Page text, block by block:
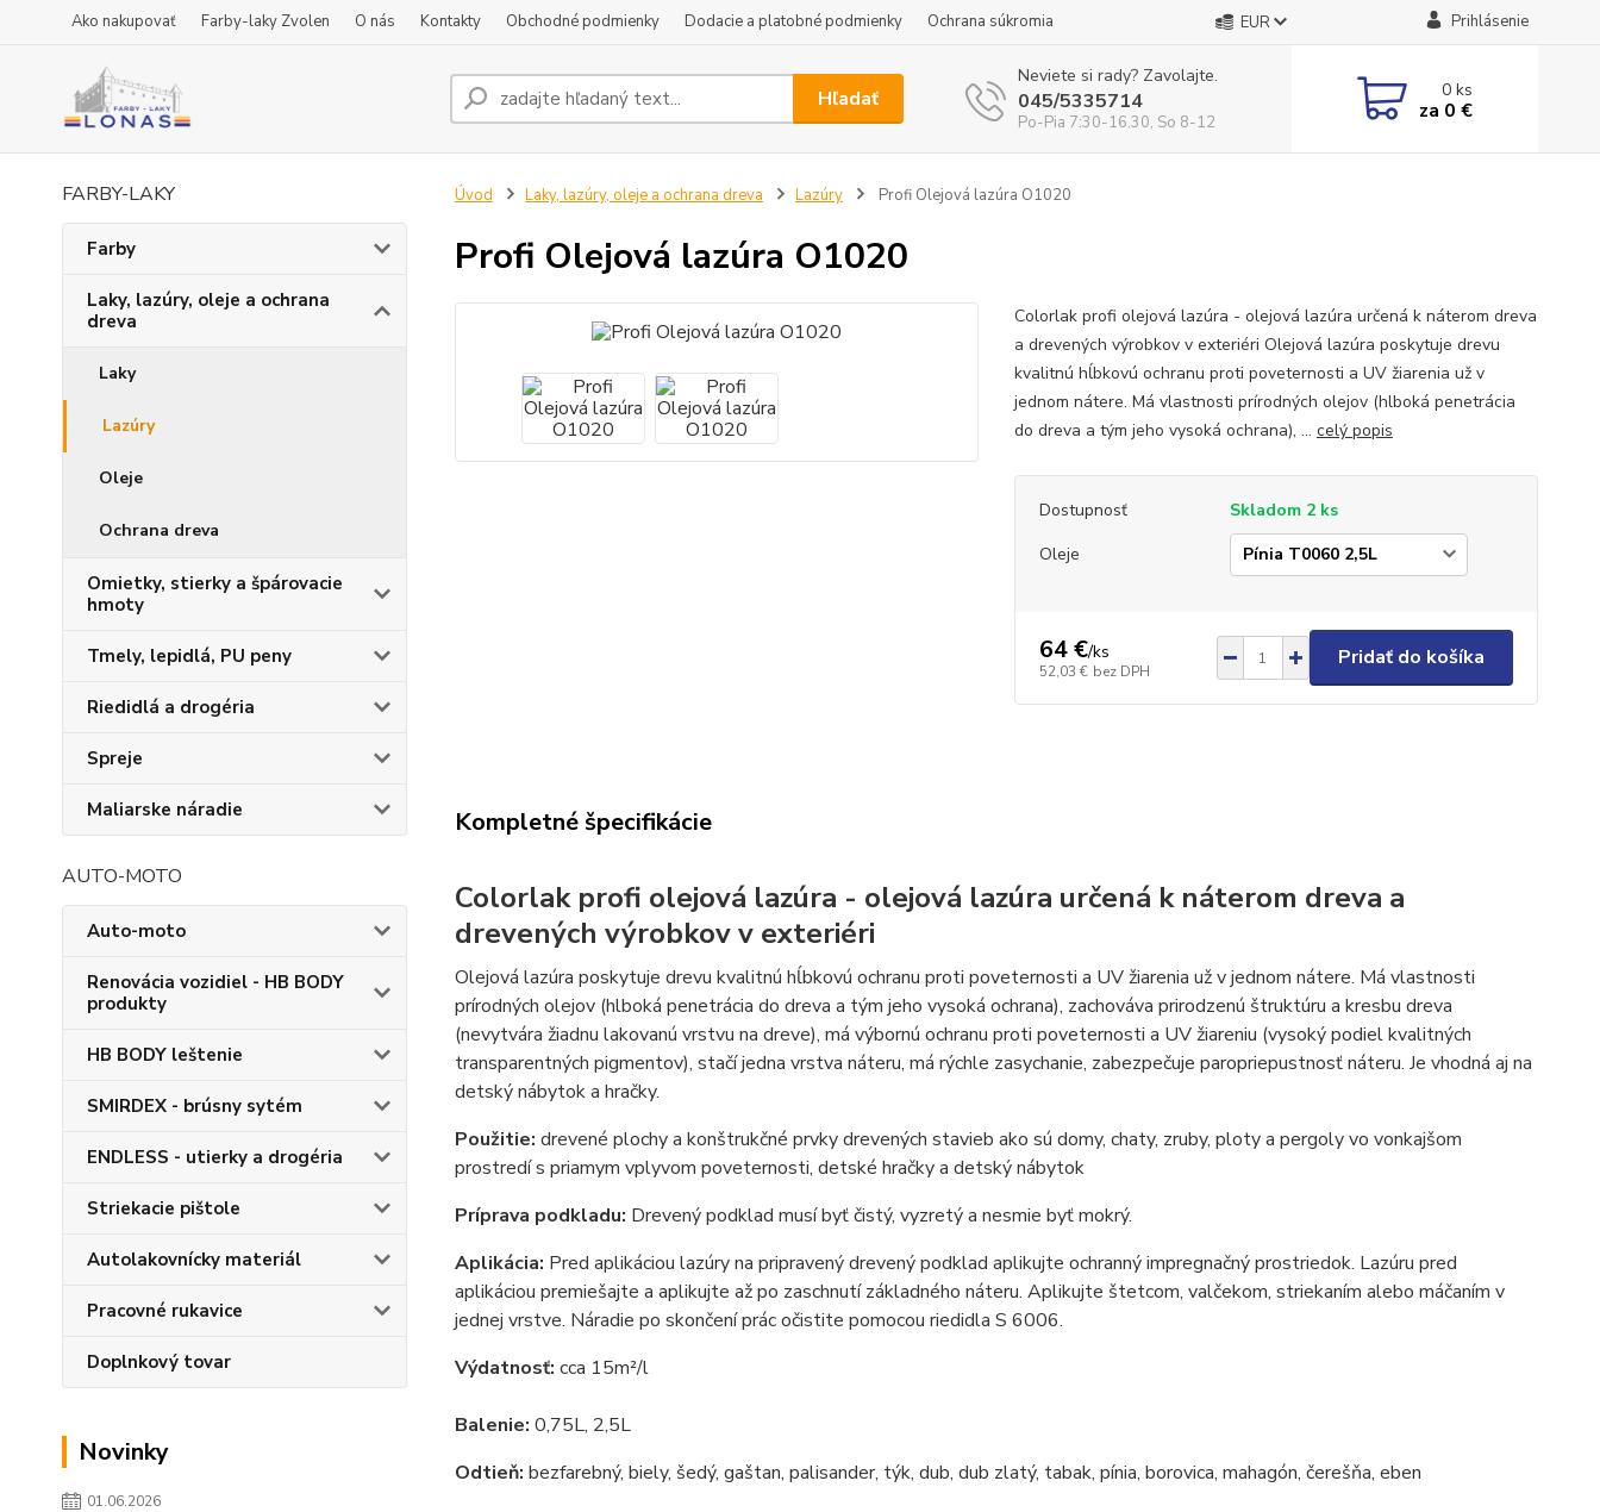
Ako nakupovať Farby-laky Zvolen O nás Kontakty Obchodné podmienky Dodacie a platobné podmienky Ochrana súkromia EUR Prihlásenie
Hľadať
Neviete si rady? Zavolajte.
045/5335714
Po-Pia 7:30-16.30, So 8-12
0ks
za 0 €
FARBY-LAKY
Farby
Laky, lazúry, oleje a ochrana
dreva
Laky
Lazúry
Oleje
Ochrana dreva
Omietky, stierky a špárovacie
hmoty
Tmely, lepidlá, PU peny
Riedidlá a drogéria
Spreje
Maliarske náradie
AUTO-MOTO
Auto-moto
Renovácia vozidiel - HB BODY
produkty
HB BODY leštenie
SMIRDEX - brúsny sytém
ENDLESS - utierky a drogéria
Striekacie pištole
Autolakovnícky materiál
Pracovné rukavice
Doplnkový tovar
Novinky
01.06.2026
Úvod Laky, lazúry, oleje a ochrana dreva Lazúry Profi Olejová lazúra O1020
Profi Olejová lazúra O1020
Colorlak profi olejová lazúra - olejová lazúra určená k náterom dreva
a drevených výrobkov v exteriéri Olejová lazúra poskytuje drevu
kvalitnú hĺbkovú ochranu proti poveternosti a UV žiarenia už v
jednom nátere. Má vlastnosti prírodných olejov (hlboká penetrácia
do dreva a tým jeho vysoká ochrana), ... celý popis
Dostupnosť
Skladom 2 ks
Oleje
64 €/ks
52,03 € bez DPH
Pridať do košíka
Kompletné špecifikácie
Colorlak profi olejová lazúra - olejová lazúra určená k náterom dreva a
drevených výrobkov v exteriéri
Olejová lazúra poskytuje drevu kvalitnú hĺbkovú ochranu proti poveternosti a UV žiarenia už v jednom nátere. Má vlastnosti
prírodných olejov (hlboká penetrácia do dreva a tým jeho vysoká ochrana), zachováva prirodzenú štruktúru a kresbu dreva
(nevytvára žiadnu lakovanú vrstvu na dreve), má výbornú ochranu proti poveternosti a UV žiareniu (vysoký podiel kvalitných
transparentných pigmentov), stačí jedna vrstva náteru, má rýchle zasychanie, zabezpečuje paropriepustnosť náteru. Je vhodná aj na
detský nábytok a hračky.
Použitie: drevené plochy a konštrukčné prvky drevených stavieb ako sú domy, chaty, zruby, ploty a pergoly vo vonkajšom
prostredí s priamym vplyvom poveternosti, detské hračky a detský nábytok
Príprava podkladu: Drevený podklad musí byť čistý, vyzretý a nesmie byť mokrý.
Aplikácia: Pred aplikáciou lazúry na pripravený drevený podklad aplikujte ochranný impregnačný prostriedok. Lazúru pred
aplikáciou premiešajte a aplikujte až po zaschnutí základného náteru. Aplikujte štetcom, valčekom, striekaním alebo máčaním v
jednej vrstve. Náradie po skončení prác očistite pomocou riedidla S 6006.
Výdatnosť: cca 15m²/l
Balenie: 0,75L, 2,5L
Odtieň: bezfarebný, biely, šedý, gaštan, palisander, týk, dub, dub zlatý, tabak, pínia, borovica, mahagón, čerešňa, eben